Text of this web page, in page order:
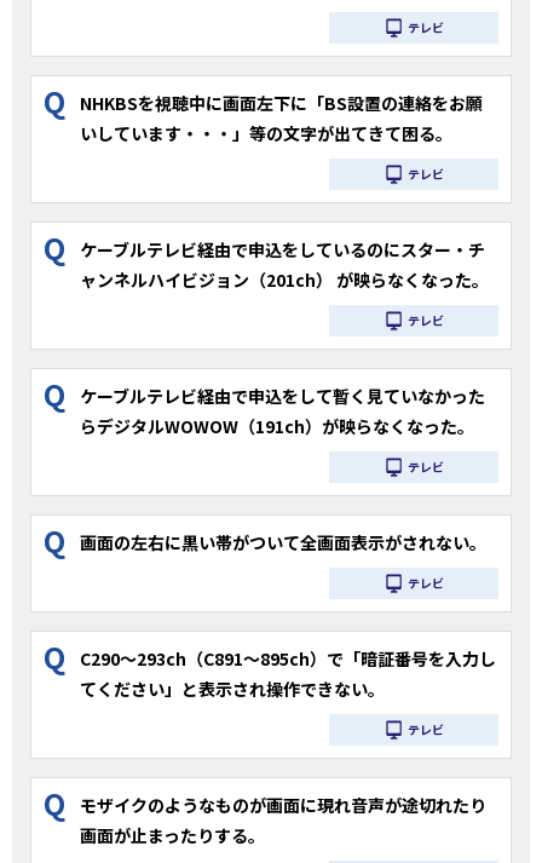
テレビ
Q
NHKBSを視聴中に画面左下に「BS設置の連絡をお願
いしています・・・」等の文字が出てきて困る。
テレビ
Q
ケーブルテレビ経由で申込をしているのにスター・チ
ャンネルハイビジョン（201ch） が映らなくなった。
テレビ
Q
ケーブルテレビ経由で申込をして暫く見ていなかった
らデジタルWOWOW（191ch）が映らなくなった。
テレビ
Q 画面の左右に黒い帯がついて全画面表示がされない。
テレビ
Q
C290～293ch（C891～895ch）で「暗証番号を入力し
てください」と表示され操作できない。
テレビ
Q
モザイクのようなものが画面に現れ音声が途切れたり
画面が止まったりする。